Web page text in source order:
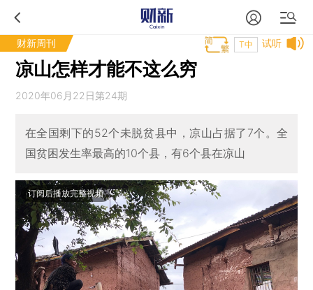
财新周刊 试听
T中
凉山怎样才能不这么穷
2020年06月22日第24期
在全国剩下的52个未脱贫县中，凉山占据了7个。全
国贫困发生率最高的10个县，有6个县在凉山
订阅后播放完整视频